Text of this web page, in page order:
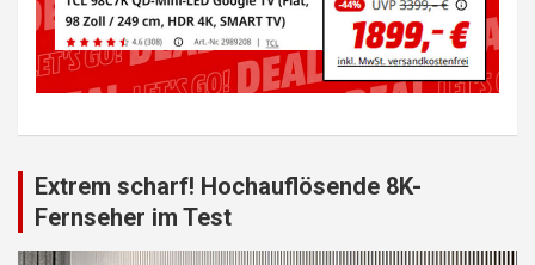
Extrem scharf! Hochauflösende 8K-
Fernseher im Test